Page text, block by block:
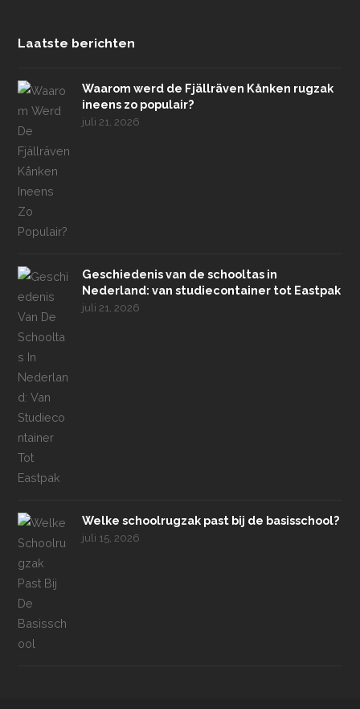
Laatste berichten
Waarom werd de Fjällräven Kånken rugzak
ineens zo populair?
juli 21, 2026
Geschiedenis van de schooltas in
Nederland: van studiecontainer tot Eastpak
juli 21, 2026
Welke schoolrugzak past bij de basisschool?
juli 15, 2026